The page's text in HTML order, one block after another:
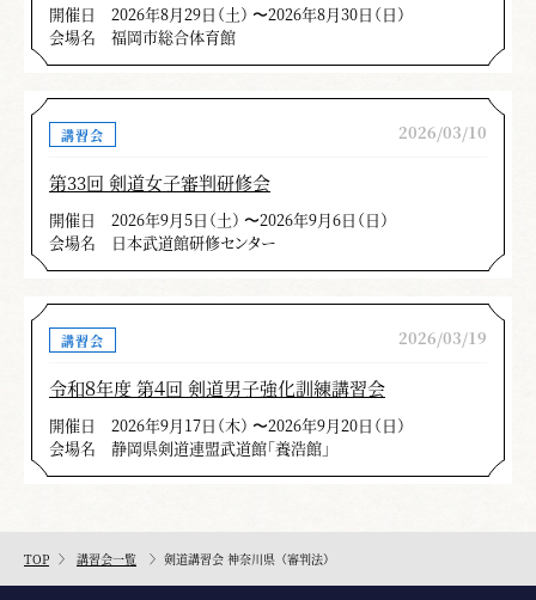
開催日
2026年8月29日（土） 〜2026年8月30日（日）
会場名
福岡市総合体育館
講習会 2026/03/10
第33回 剣道女子審判研修会
開催日
2026年9月5日（土） 〜2026年9月6日（日）
会場名
日本武道館研修センター
講習会 2026/03/19
令和８年度 第４回 剣道男子強化訓練講習会
開催日
2026年9月17日（木） 〜2026年9月20日（日）
会場名
静岡県剣道連盟武道館「養浩館」
TOP 講習会一覧 剣道講習会 神奈川県（審判法）